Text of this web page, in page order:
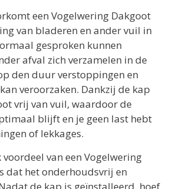
een Vogelwering Dakgoot
van bladeren en ander vuil in
gesproken kunnen
afval zich verzamelen in de
den duur verstoppingen en
veroorzaken. Dankzij de kap
vrij van vuil, waardoor de
blijft en je geen last hebt
of lekkages.
van een Vogelwering
dat het onderhoudsvrij en
de kap is geïnstalleerd, hoef